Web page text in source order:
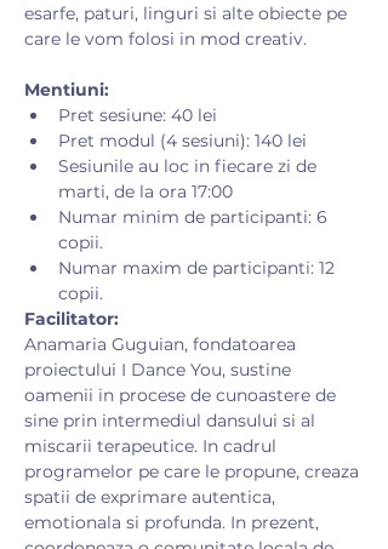
esarfe, paturi, linguri si alte obiecte pe
care le vom folosi in mod creativ.​
Mentiuni:
Pret sesiune: 40 lei
Pret modul (4 sesiuni): 140 lei
Sesiunile au loc in fiecare zi de
marti, de la ora 17:00
Numar minim de participanti: 6
copii.
Numar maxim de participanti: 12
copii.
Facilitator:
Anamaria Guguian, fondatoarea
proiectului I Dance You, sustine
oamenii in procese de cunoastere de
sine prin intermediul dansului si al
miscarii terapeutice. In cadrul
programelor pe care le propune, creaza
spatii de exprimare autentica,
emotionala si profunda. In prezent,